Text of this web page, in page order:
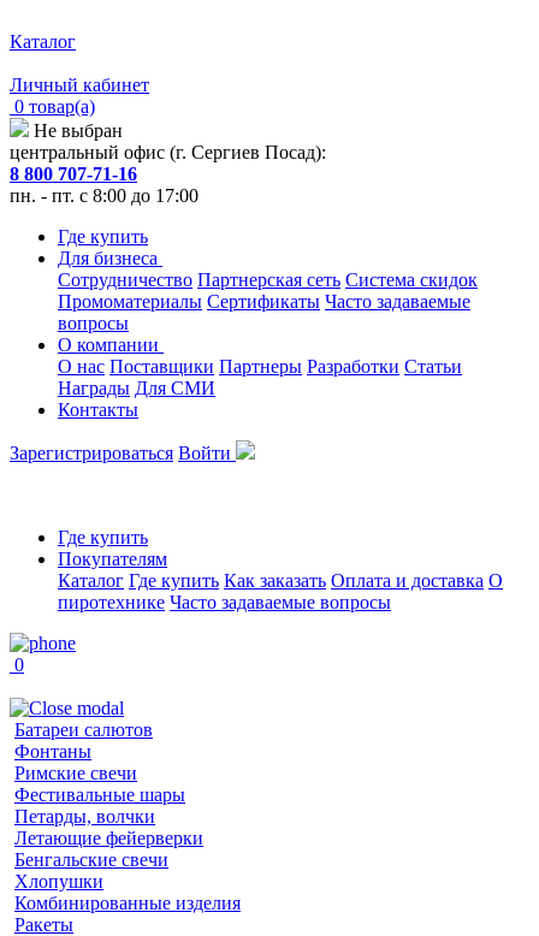
Каталог
Личный кабинет
0 товар(а)
Не выбран
центральный офис (г. Сергиев Посад):
8 800 707-71-16
пн. - пт. с 8:00 до 17:00
Где купить
Для бизнеса
Сотрудничество Партнерская сеть Система скидок
Промоматериалы Сертификаты Часто задаваемые
вопросы
О компании
О нас Поставщики Партнеры Разработки Статьи
Награды Для СМИ
Контакты
Зарегистрироваться Войти
Где купить
Покупателям
Каталог Где купить Как заказать Оплата и доставка О
пиротехнике Часто задаваемые вопросы
0
Батареи салютов
Фонтаны
Римские свечи
Фестивальные шары
Петарды, волчки
Летающие фейерверки
Бенгальские свечи
Хлопушки
Комбинированные изделия
Ракеты